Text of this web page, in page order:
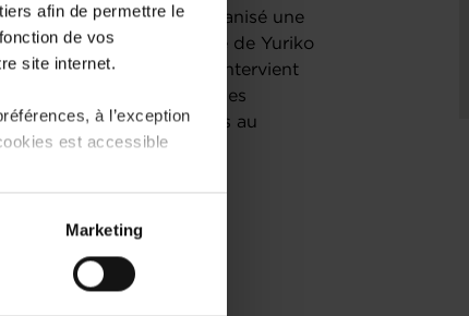
afin de permettre le
de vos
site internet.
à l’exception
est accessible
sur les réseaux
Marketing
du Luxembourg a organisé une
d'entreprise, en présence de Yuriko
Publics. Cette initiative intervient
en 2025 sa réforme sur les
100 % électriques au